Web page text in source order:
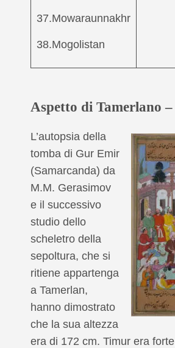
37.Mowaraunnakhr
38.Mogolistan
Aspetto di Tamerlano
L’autopsia della
tomba di Gur Emir
(Samarcanda) da
M.M. Gerasimov
e il successivo
studio dello
scheletro della
sepoltura, che si
ritiene appartenga
a Tamerlan,
hanno dimostrato
che la sua altezza
era di 172 cm. Timur era